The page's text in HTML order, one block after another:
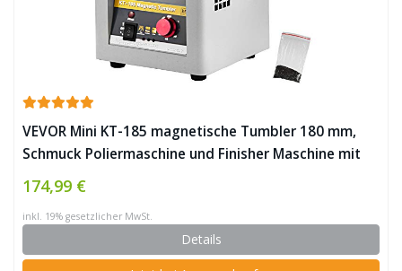
VEVOR Mini KT-185 magnetische Tumbler 180 mm,
Schmuck Poliermaschine und Finisher Maschine mit
guter Zeitfunktion, schneller
Verarbeitungsgeschwindigkeit für Leichtmetall,
Nichteisenmetalle, 2000 RPM ✪
174,99 €
inkl. 19% gesetzlicher MwSt.
Details